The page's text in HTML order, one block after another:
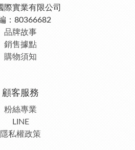
際實業有限公司
：80366682
品牌故事
銷售據點
購物須知
顧客服務
粉絲專業
LINE
隱私權政策